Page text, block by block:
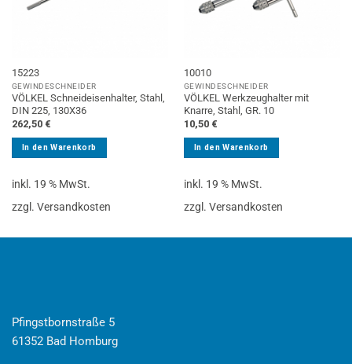
15223
GEWINDESCHNEIDER
VÖLKEL Schneideisenhalter, Stahl,
DIN 225, 130X36
262,50 €
In den Warenkorb
inkl. 19 % MwSt.
zzgl. Versandkosten
10010
GEWINDESCHNEIDER
VÖLKEL Werkzeughalter mit
Knarre, Stahl, GR. 10
10,50 €
In den Warenkorb
inkl. 19 % MwSt.
zzgl. Versandkosten
Pfingstbornstraße 5
61352 Bad Homburg